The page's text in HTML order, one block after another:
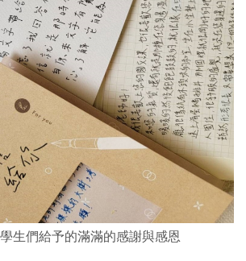
生們給予的滿滿的感謝與感恩